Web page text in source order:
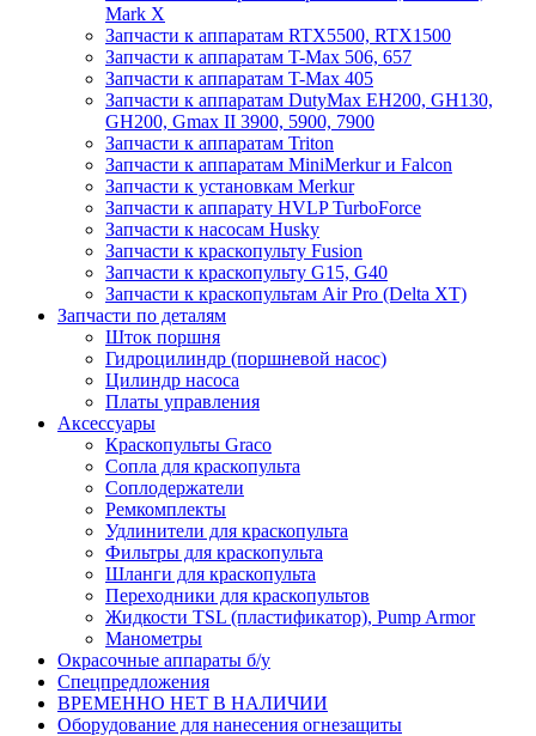
Mark X
Запчасти к аппаратам RTX5500, RTX1500
Запчасти к аппаратам T-Max 506, 657
Запчасти к аппаратам T-Max 405
Запчасти к аппаратам DutyMax EH200, GH130,
GH200, Gmax II 3900, 5900, 7900
Запчасти к аппаратам Triton
Запчасти к аппаратам MiniMerkur и Falcon
Запчасти к установкам Merkur
Запчасти к аппарату HVLP TurboForce
Запчасти к насосам Husky
Запчасти к краскопульту Fusion
Запчасти к краскопульту G15, G40
Запчасти к краскопультам Air Pro (Delta XT)
Запчасти по деталям
Шток поршня
Гидроцилиндр (поршневой насос)
Цилиндр насоса
Платы управления
Аксессуары
Краскопульты Graco
Сопла для краскопульта
Соплодержатели
Ремкомплекты
Удлинители для краскопульта
Фильтры для краскопульта
Шланги для краскопульта
Переходники для краскопультов
Жидкости TSL (пластификатор), Pump Armor
Манометры
Окрасочные аппараты б/у
Спецпредложения
ВРЕМЕННО НЕТ В НАЛИЧИИ
Оборудование для нанесения огнезащиты